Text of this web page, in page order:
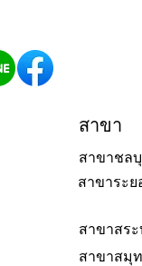
สาขาระย
สาขา
สาขาสร
สาขาชล
สาขาสมุ